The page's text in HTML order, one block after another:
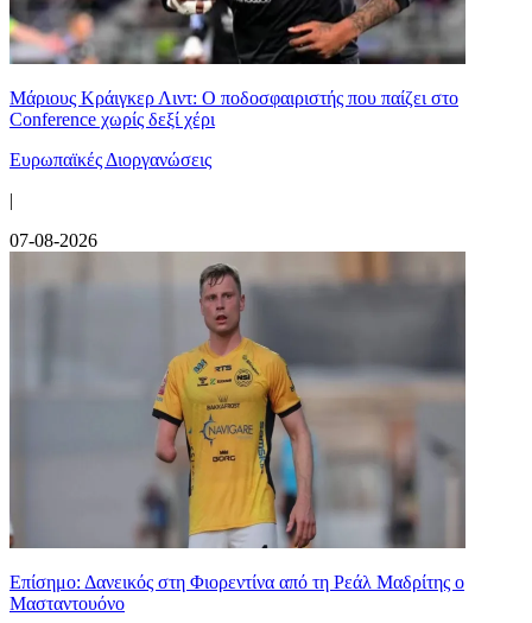
Μάριους Κράιγκερ Λιντ: Ο ποδοσφαιριστής που παίζει στο
Conference χωρίς δεξί χέρι
Ευρωπαϊκές Διοργανώσεις
|
07-08-2026
Επίσημο: Δανεικός στη Φιορεντίνα από τη Ρεάλ Μαδρίτης ο
Μασταντουόνο